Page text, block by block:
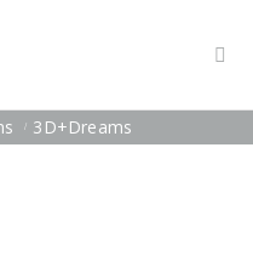
3D+Dreams